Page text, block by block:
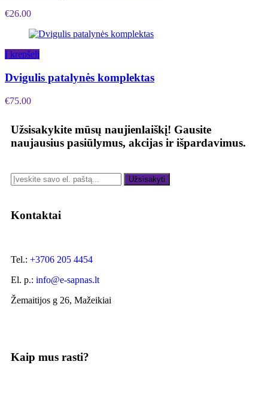
€26.00
Į krepšelį
Dvigulis patalynės komplektas
€75.00
Užsisakykite mūsų naujienlaiškį! Gausite
naujausius pasiūlymus, akcijas ir išpardavimus.
Užsisakyti
Kontaktai
Tel.: +3706 205 4454
El. p.: info@e-sapnas.lt
Žemaitijos g 26, Mažeikiai
Kaip mus rasti?